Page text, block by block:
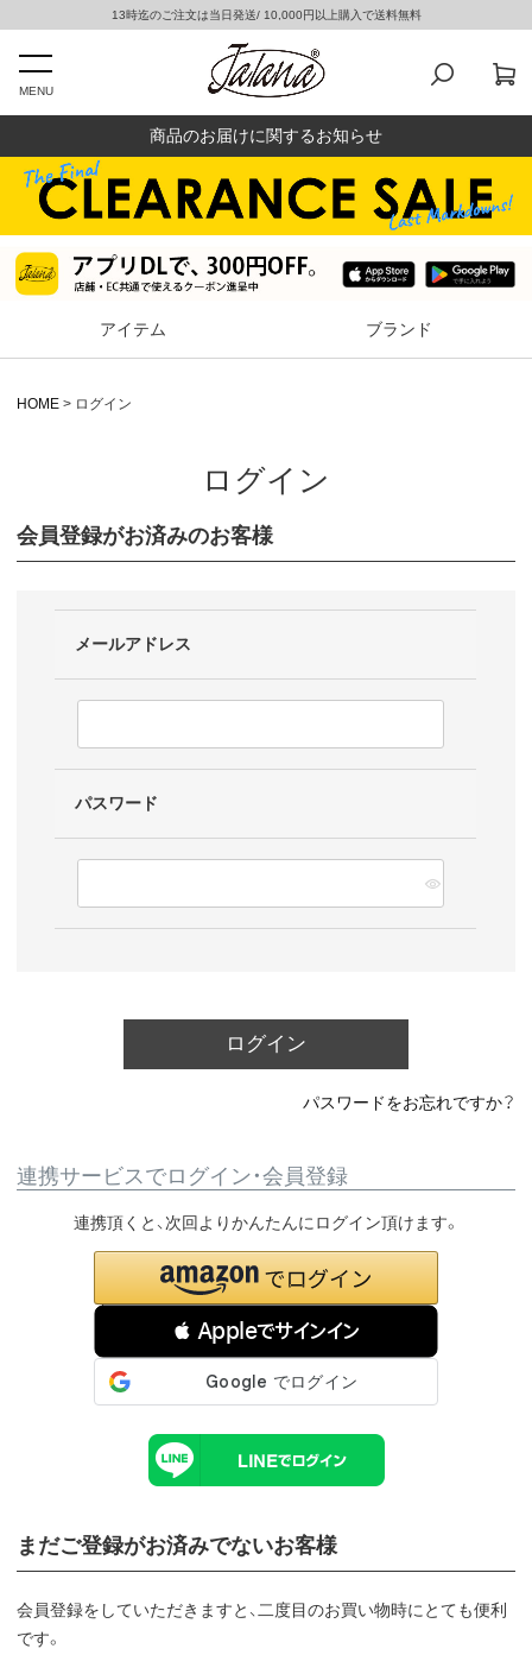
13時迄のご注文は当日発送/ 10,000円以上購入で送料無料
MENU
商品のお届けに関するお知らせ
アイテム ブランド
HOME ログイン
ログイン
会員登録がお済みのお客様
メールアドレス
パスワード
ログイン
パスワードをお忘れですか？
連携サービスでログイン・会員登録
 Appleでサインイン
連携頂くと、次回よりかんたんにログイン頂けます。
まだご登録がお済みでないお客様
会員登録をしていただきますと、二度目のお買い物時にとても便利
です。